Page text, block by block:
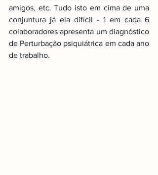
amigos, etc. Tudo isto em cima de uma
conjuntura já ela difícil - 1 em cada 6
colaboradores apresenta um diagnóstico
de Perturbação psiquiátrica em cada ano
de trabalho.